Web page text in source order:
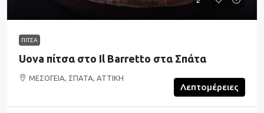
ΠΙΤΣΑ
Uova πίτσα στο Il Barretto στα Σπάτα
ΜΕΣΟΓΕΙΑ, ΣΠΑΤΑ, ΑΤΤΙΚΗ
Λεπτομέρειες